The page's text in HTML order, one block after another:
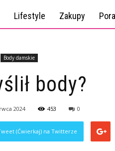
Lifestyle Zakupy
Body damskie
body?
2024 453 0
(Ćwierkaj) na Twitterze